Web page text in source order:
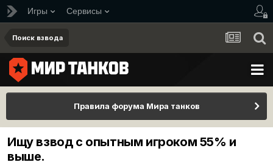
Игры Сервисы
Поиск взвода
Правила форума Мира танков
Ищу взвод с опытным игроком 55% и
выше.